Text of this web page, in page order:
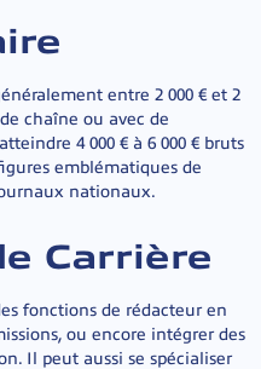
entre 2 000 € et 2
chaîne ou avec de
4 000 € à 6 000 € bruts
emblématiques de
nationaux.
Carrière
fonctions de rédacteur en
ou encore intégrer des
Il peut aussi se spécialiser